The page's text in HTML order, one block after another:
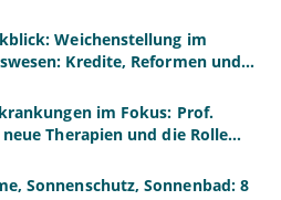
Weichenstellung im
Kredite, Reformen und
im Fokus: Prof.
Therapien und die Rolle
Sonnenschutz, Sonnenbad: 8